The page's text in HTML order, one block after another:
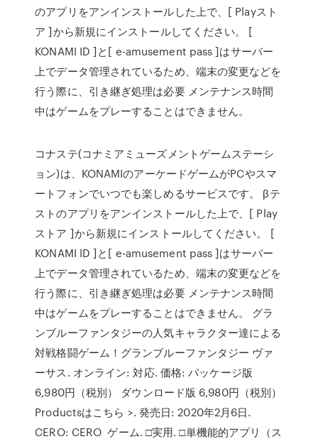
のアプリをアンインストールした上で、[ Playスト
ア ]から新規にインストールしてください。 [
KONAMI ID ]と[ e-amusement pass ]はサーバー
上でデータ管理されているため、端末の変更などを
行う際に、引き継ぎ処理は必要 メンテナンス時間
中はゲームをプレーすることはできません。
コナステ(コナミアミューズメントゲームステーシ
ョン)は、KONAMIのアーケードゲームがPCやスマ
ートフォンでいつでも楽しめるサービスです。 βテ
ストのアプリをアンインストールした上で、[ Play
ストア ]から新規にインストールしてください。 [
KONAMI ID ]と[ e-amusement pass ]はサーバー
上でデータ管理されているため、端末の変更などを
行う際に、引き継ぎ処理は必要 メンテナンス時間
中はゲームをプレーすることはできません。 グラ
ンブルーファンタジーの人気キャラクター達による
対戦格闘ゲーム！グランブルーファンタジー ヴァ
ーサス. オンライン: 対応. 価格: パッケージ版
6,980円（税別） ダウンロード版 6,980円（税別）
Productsはこちら >. 発売日: 2020年2月6日.
CERO: CERO ゲーム. □実用. □単機能的アプリ（ス